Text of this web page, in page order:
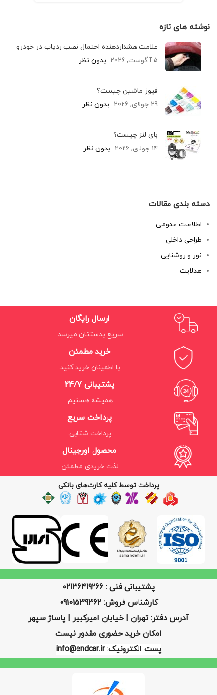
نوشته های تازه
علامت هشداردهنده احتمال نصب ردیاب در خودرو
5 آگوست, 2026
بدون نظر
فیوز ماشین چیست؟
29 جولای, 2026
بدون نظر
بای لنز چیست؟
14 جولای, 2026
بدون نظر
دسته بندی مقالات
اطلاعات عمومی
طراحی داخلی
نور و روشنایی
هدلایت
ارسال رایگان
سریع بدستتان میرسد.
خرید مطمئن
با اطمینان خرید کنید.
پشتیبانی 24/7
همیشه هستیم.
پرداخت سریع
پرداخت شتابی.
محصول اورجینال
لذت خریدی مطمئن.
پرداخت توسط کلیه کارت‌های بانکی
پشتیبانی فنی : 02136419266
کارشناس فروش: 09101539362
آدرس دفتر: تهران | خیابان امیرکبیر | پاساژ سپهر
امکان خرید حضوری مقدور نیست
پست الکترونیک: info@endcar.ir